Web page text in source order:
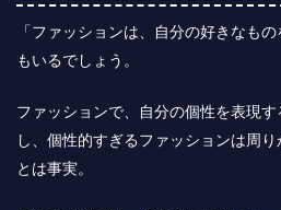
「ファッションは、自分の好きなも
もいるでしょう。
ファッションで、自分の個性を表現
し、個性的すぎるファッションは周
とは事実。